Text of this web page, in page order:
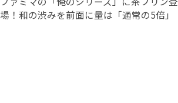
場！和の渋みを前面に量は「通常の5倍」